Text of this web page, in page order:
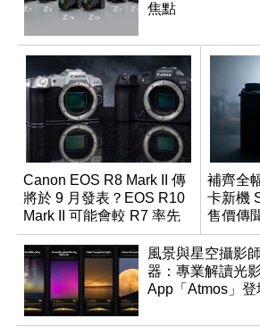
焦點
Canon EOS R8 Mark II 傳
將於 9 月發表？EOS R10
Mark II 可能會較 R7 率先
推出
補齊全
卡新機
售價傳
風景與星空攝影
器：專業解讀光
App「Atmos」登